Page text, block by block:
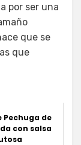
por ser una
que se
que
Pechuga de
con salsa